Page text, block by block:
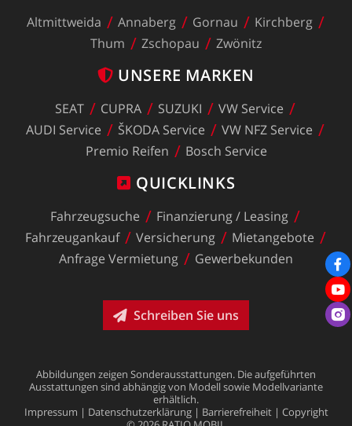
Altmittweida Annaberg Gornau
Kirchberg
Thum
Zschopau Zwönitz
UNSERE MARKEN
SEAT CUPRA SUZUKI VW Service
AUDI Service ŠKODA Service VW NFZ Service
Premio Reifen Bosch Service
QUICKLINKS
Fahrzeugsuche Finanzierung/ Leasing
Fahrzeugankauf
Versicherung
Mietangebote
Anfrage Vermietung Gewerbekunden
Schreiben Sie uns
Abbildungen zeigen Sonderausstattungen. Dieaufgeführten
Ausstattungen sind abhängigvon Modellsowie Modellvariante
erhältlich.
Impressum | Datenschutzerklärung | Barrierefreiheit | Copyright